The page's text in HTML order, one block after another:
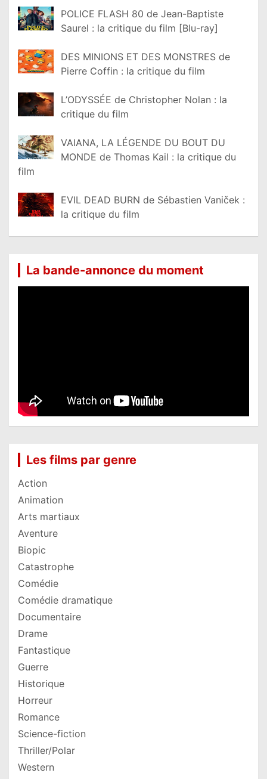
POLICE FLASH 80 de Jean-Baptiste
Saurel : la critique du film [Blu-ray]
DES MINIONS ET DES MONSTRES de
Pierre Coffin : la critique du film
L’ODYSSÉE de Christopher Nolan : la
critique du film
VAIANA, LA LÉGENDE DU BOUT DU
MONDE de Thomas Kail : la critique du
film
EVIL DEAD BURN de Sébastien Vaniček :
la critique du film
La bande-annonce du moment
Les films par genre
Action
Animation
Arts martiaux
Aventure
Biopic
Catastrophe
Comédie
Comédie dramatique
Documentaire
Drame
Fantastique
Guerre
Historique
Horreur
Romance
Science-fiction
Thriller/Polar
Western